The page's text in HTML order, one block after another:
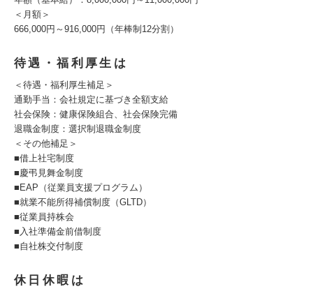
＜月額＞
666,000円～916,000円（年棒制12分割）
待遇・福利厚生は
＜待遇・福利厚生補足＞
通勤手当：会社規定に基づき全額支給
社会保険：健康保険組合、社会保険完備
退職金制度：選択制退職金制度
＜その他補足＞
■借上社宅制度
■慶弔見舞金制度
■EAP（従業員支援プログラム）
■就業不能所得補償制度（GLTD）
■従業員持株会
■入社準備金前借制度
■自社株交付制度
休日休暇は